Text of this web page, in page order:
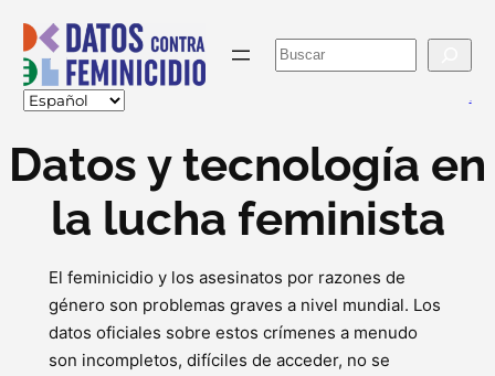
Skip
content
Buscar
Datos y tecnología en
la lucha feminista
El feminicidio y los asesinatos por razones de
género son problemas graves a nivel mundial. Los
datos oficiales sobre estos crímenes a menudo
son incompletos, difíciles de acceder, no se